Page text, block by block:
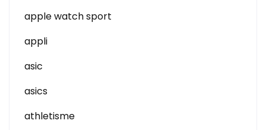
apple watch sport
appli
asic
asics
athletisme